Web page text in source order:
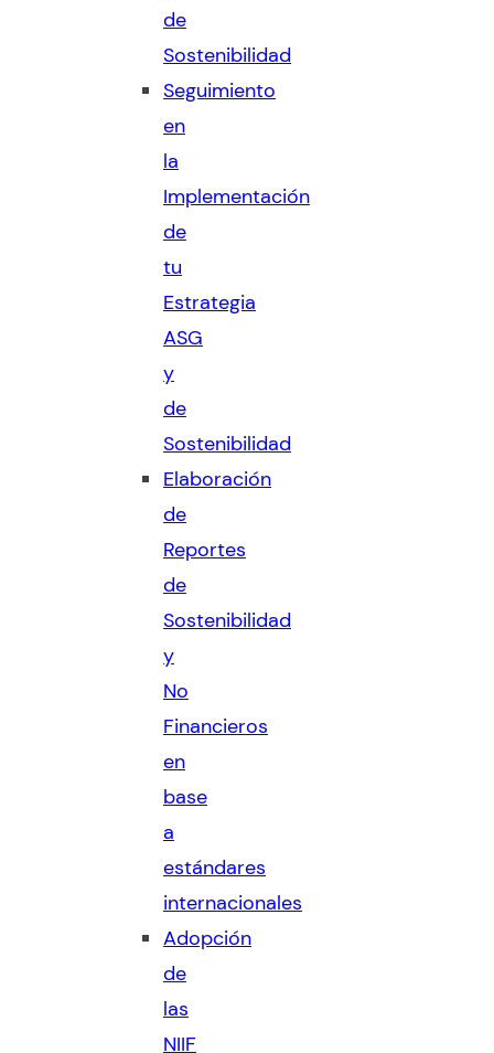
de
Sostenibilidad
Seguimiento
en
la
Implementación
de
tu
Estrategia
ASG
y
de
Sostenibilidad
Elaboración
de
Reportes
de
Sostenibilidad
y
No
Financieros
en
base
a
estándares
internacionales
Adopción
de
las
NIIF